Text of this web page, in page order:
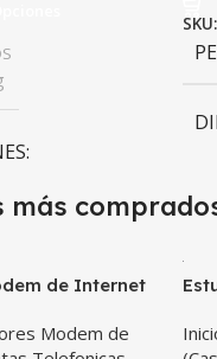
Verde ,Rosa ,
SKU:
más
de Internet
SIMCARD
Modem de